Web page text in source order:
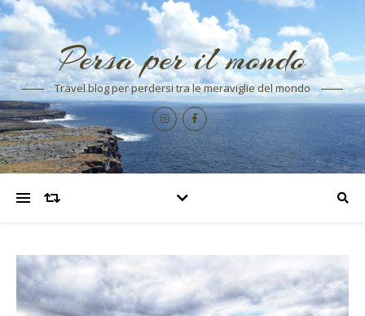
Persa per il mondo
Travel blog per perdersi tra le meraviglie del mondo